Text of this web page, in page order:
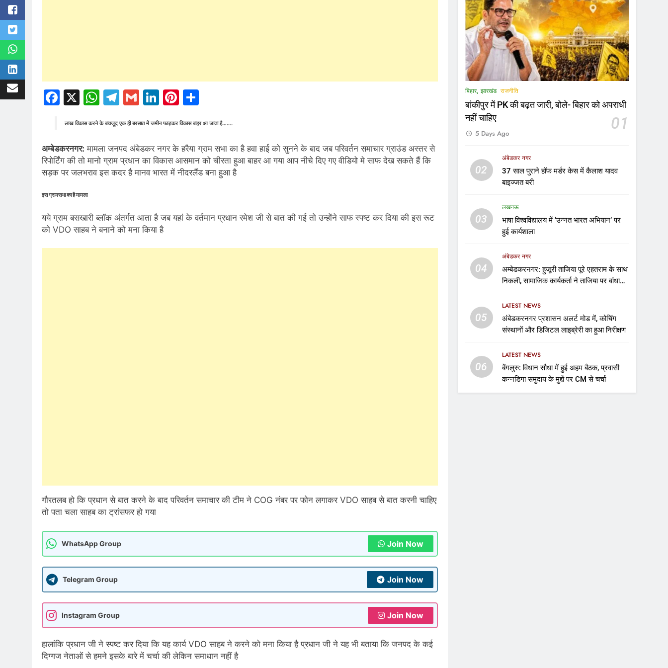
Facebook
X WhatsApp
Telegram
GmailLinkedIn
Pinterest
लाख विकास करने के बावजूद एक ही बरसात में जमीन फाड़कर विकास बाहर आ जाता है…….
अम्बेडकरनगर: मामला जनपद अंबेडकर नगर के हरैया ग्राम सभा का है हवा हाई को सुनने के बाद जब परिवर्तन समाचार ग्राउंड अस्तर से
रिपोर्टिंग की तो मानो ग्राम प्रधान का विकास आसमान को चीरता हुआ बाहर आ गया आप नीचे दिए गए वीडियो मे साफ देख सकते हैं कि
सड़क पर जलभराव इस कदर है मानव भारत में नीदरलैंड बना हुआ है
इस ग्रामसभा का है मामला
यये ग्राम बसखारी ब्लॉक अंतर्गत आता है जब यहां के वर्तमान प्रधान रमेश जी से बात की गई तो उन्होंने साफ स्पष्ट कर दिया की इस रूट
को VDO साहब ने बनाने को मना किया है
गौरतलब हो कि प्रधान से बात करने के बाद परिवर्तन समाचार की टीम ने COG नंबर पर फोन लगाकर VDO साहब से बात करनी चाहिए
तो पता चला साहब का ट्रांसफर हो गया
WhatsApp Group Join Now
Telegram Group Join Now
Instagram Group Join Now
हालांकि प्रधान जी ने स्पष्ट कर दिया कि यह कार्य VDO साहब ने करने को मना किया है प्रधान जी ने यह भी बताया कि जनपद के कई
दिग्गज नेताओं से हमने इसके बारे में चर्चा की लेकिन समाधान नहीं है
बिहार, झारखंड राजनीति
बांकीपुर में PK की बढ़त जारी, बोले- बिहार को अपराधी
नहीं चाहिए
01
5 Days Ago
02
अंबेडकर नगर
37 साल पुराने हॉफ मर्डर केस में कैलाश यादव
बाइज्जत बरी
03
लखनऊ
भाषा विश्वविद्यालय में ‘उन्नत भारत अभियान’ पर
हुई कार्यशाला
04
अंबेडकर नगर
अम्बेडकरनगर: हुजूरी ताजिया पूरे एहतराम के साथ
निकली, सामाजिक कार्यकर्ता ने ताजिया पर बांधा
05
LATEST NEWS
अंबेडकरनगर प्रशासन अलर्ट मोड में, कोचिंग
संस्थानों और डिजिटल लाइब्रेरी का हुआ निरीक्षण
06
LATEST NEWS
बेंगलुरु: विधान सौधा में हुई अहम बैठक, प्रवासी
कन्नडिगा समुदाय के मुद्दों पर CM से चर्चा